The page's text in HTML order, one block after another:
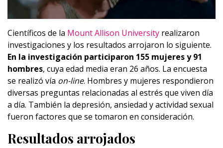
Científicos de la Mount Allison University realizaron
investigaciones y los resultados arrojaron lo siguiente.
En la investigación participaron 155 mujeres y 91
hombres, cuya edad media eran 26 años. La encuesta
se realizó vía on-line. Hombres y mujeres respondieron
diversas preguntas relacionadas al estrés que viven día
a día. También la depresión, ansiedad y actividad sexual
fueron factores que se tomaron en consideración.
Resultados arrojados